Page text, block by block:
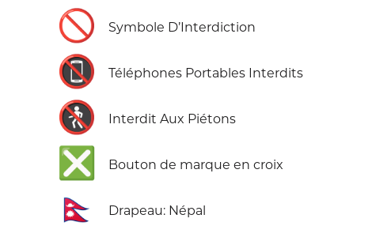
🚫 Symbole D’Interdiction
📵 Téléphones Portables Interdits
🚷 Interdit Aux Piétons
❎ Bouton de marque en croix
🇳🇵 Drapeau: Népal